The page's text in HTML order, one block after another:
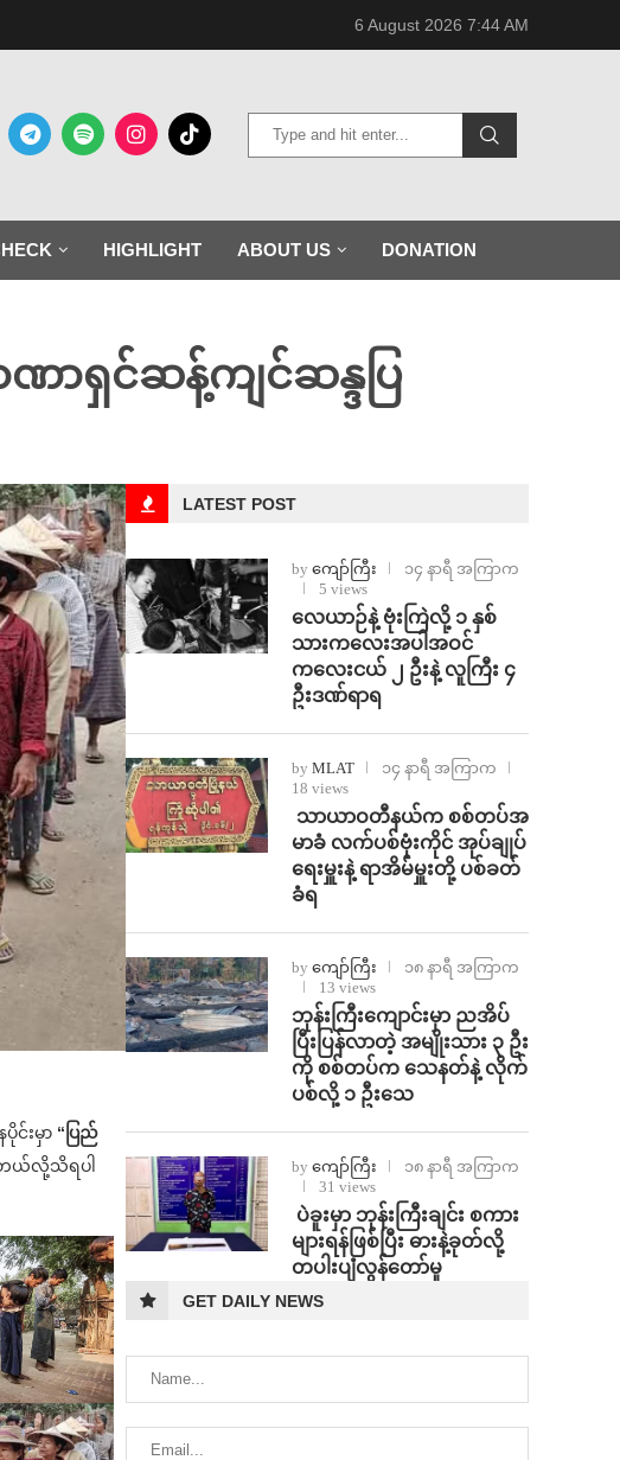
6 August 2026 7:44 AM
HIGHLIGHT ABOUT US DONATION
ာရှင်ဆန့်ကျင်ဆန္ဒပြ
င်းမှာ “ပြည်
တယ်လို့သိရပါ
LATEST POST
by ကျော်ကြီး
၁၄ နာရီ အကြာက
5 views
⁨လေယာဉ်နဲ့ ဗုံးကြဲလို့ ၁ နှစ်
သားကလေးအပါအဝင်
ကလေးငယ် ၂ ဦးနဲ့ လူကြီး ၄
ဦးဒဏ်ရာရ
by MLAT
၁၄ နာရီ အကြာက
18 views
⁩ ⁨သာယာဝတီနယ်က စစ်တပ်အ
မာခံ လက်ပစ်ဗုံးကိုင် အုပ်ချုပ်
ရေးမှူးနဲ့ ရာအိမ်မှူးတို့ ပစ်ခတ်
ခံရ
by ကျော်ကြီး
၁၈ နာရီ အကြာက
13 views
ဘုန်းကြီးကျောင်းမှာ ညအိပ်
ပြီးပြန်လာတဲ့ အမျိုးသား ၃ ဦး
ကို စစ်တပ်က သေနတ်နဲ့ လိုက်
ပစ်လို့ ၁ ဦးသေ
by ကျော်ကြီး
၁၈ နာရီ အကြာက
31 views
⁩ ⁨ပဲခူးမှာ ဘုန်းကြီးချင်း စကား
များရန်ဖြစ်ပြီး ဓားနဲ့ခုတ်လို့
တပါးပျံလွန်တော်မူ
GET DAILY NEWS